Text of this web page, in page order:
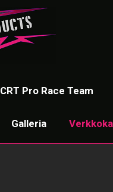
CRT Pro Race Team
Galleria